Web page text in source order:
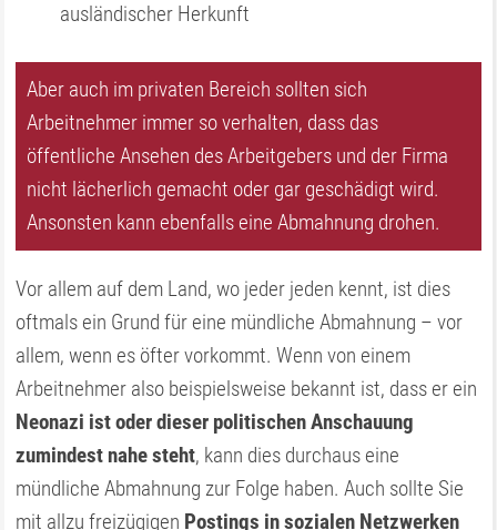
ausländischer Herkunft
Aber auch im privaten Bereich sollten sich
Arbeitnehmer immer so verhalten, dass das
öffentliche Ansehen des Arbeitgebers und der Firma
nicht lächerlich gemacht oder gar geschädigt wird.
Ansonsten kann ebenfalls eine Abmahnung drohen.
Vor allem auf dem Land, wo jeder jeden kennt, ist dies
oftmals ein Grund für eine mündliche Abmahnung – vor
allem, wenn es öfter vorkommt. Wenn von einem
Arbeitnehmer also beispielsweise bekannt ist, dass er ein
Neonazi ist oder dieser politischen Anschauung
zumindest nahe steht, kann dies durchaus eine
mündliche Abmahnung zur Folge haben. Auch sollte Sie
mit allzu freizügigen Postings in sozialen Netzwerken